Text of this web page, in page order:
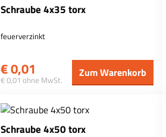
Schraube 4x35 torx
feuerverzinkt
€0,01
€ 0,01 ohne MwSt.
Zum Warenkorb
Schraube 4x50 torx